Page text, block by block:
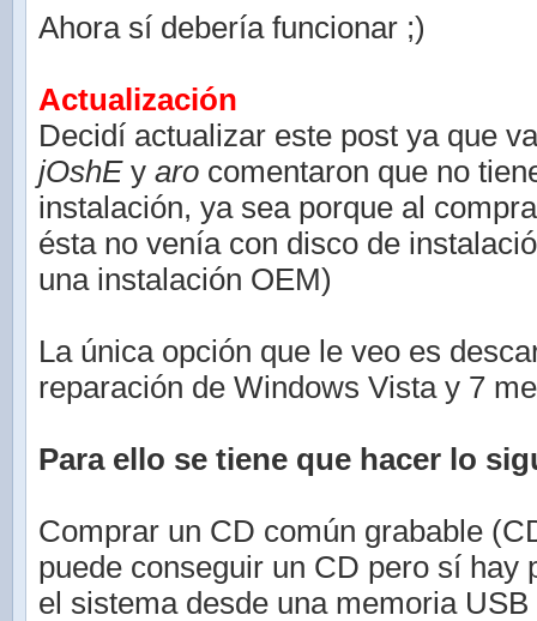
Ahora sí debería funcionar ;)
Actualización
Decidí actualizar este post ya que
jOshEy aro comentaron que no
instalación, ya sea porque al
ésta no venía con disco de
una instalación OEM)
La única opción que le veo es
reparación de Windows Vista y 7
Para ello se tiene que hacer lo
Comprar un CD común grabable
puede conseguir un CD pero sí hay
el sistema desde una memoria